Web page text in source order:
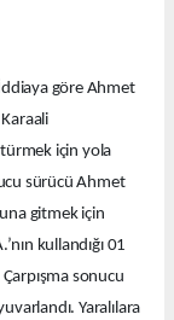
göre Ahmet
için yola
sürücü Ahmet
gitmek için
kullandığı 01
sonucu
Yaralılara